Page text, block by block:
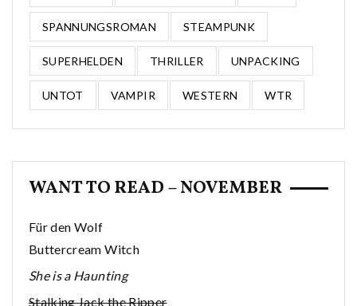
SPANNUNGSROMAN STEAMPUNK
SUPERHELDEN THRILLER UNPACKING
UNTOT VAMPIR WESTERN WTR
WANT TO READ – NOVEMBER
Für den Wolf
Buttercream Witch
She is a Haunting
Stalking Jack the Ripper